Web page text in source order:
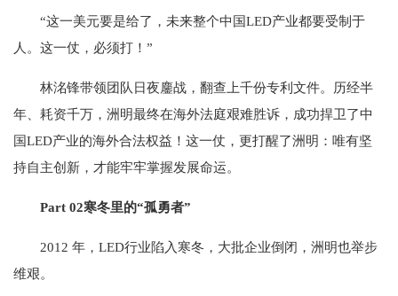
“这一美元要是给了，未来整个中国LED产业都要受制于
人。这一仗，必须打！”
林洺锋带领团队日夜鏖战，翻查上千份专利文件。历经半
年、耗资千万，洲明最终在海外法庭艰难胜诉，成功捍卫了中
国LED产业的海外合法权益！这一仗，更打醒了洲明：唯有坚
持自主创新，才能牢牢掌握发展命运。
Part 02寒冬里的“孤勇者”
2012 年，LED行业陷入寒冬，大批企业倒闭，洲明也举步
维艰。